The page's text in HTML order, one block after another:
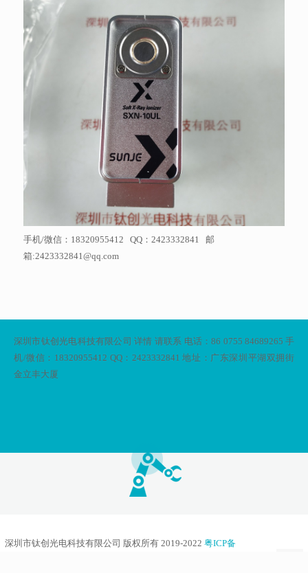
手机/微信：18320955412 QQ：2423332841 邮
箱:2423332841@qq.com
深圳市钛创光电科技有限公司 详情 请联系 电话：86 0755 84689265 手
机/微信：18320955412 QQ：2423332841 地址：广东深圳平湖双拥街
金立丰大厦
深圳市钛创光电科技有限公司 版权所有 2019-2022粤ICP备